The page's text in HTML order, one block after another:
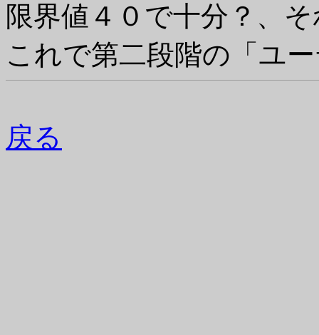
限界値４０で十分？、
これで第二段階の「ユ
戻る